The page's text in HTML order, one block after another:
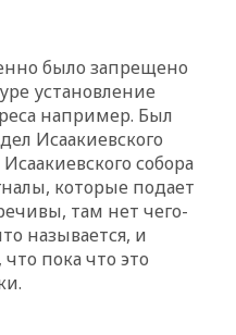
было запрещено
установление
например. Был
Исаакиевского
собора
которые подает
там нет чего-
называется, и
пока что это